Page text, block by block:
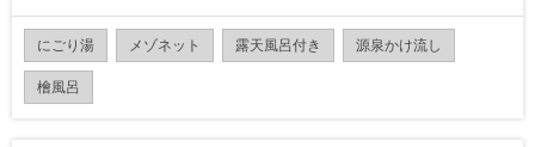
にごり湯 メゾネット 露天風呂付き 源泉かけ流し
檜風呂